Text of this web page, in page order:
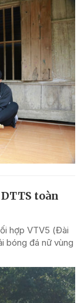
toàn
hợp VTV5 (Đài
bóng đá nữ vùng